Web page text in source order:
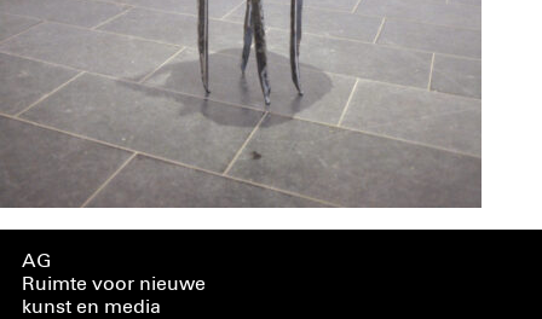
AG
Ruimte voor nieuwe
kunst en media